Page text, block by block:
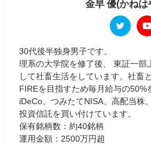
金早 優(かねは
30代後半独身男子です。
理系の大学院を修了後、 東証一部
して社畜生活をしています。社畜
FIREを目指すため毎月給与の50%
iDeCo、つみたてNISA、高配当株
投資信託を買い付けています。
保有銘柄数：約40銘柄
運用金額：2500万円超